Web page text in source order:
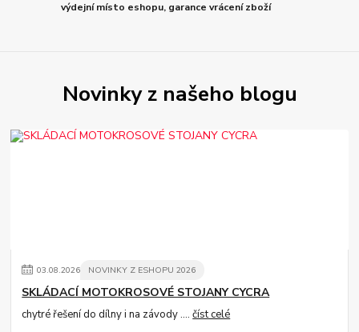
výdejní místo eshopu, garance vrácení zboží
Novinky z našeho blogu
03.08.2026 NOVINKY Z ESHOPU 2026
SKLÁDACÍ MOTOKROSOVÉ STOJANY CYCRA
chytré řešení do dílny i na závody ....číst celé